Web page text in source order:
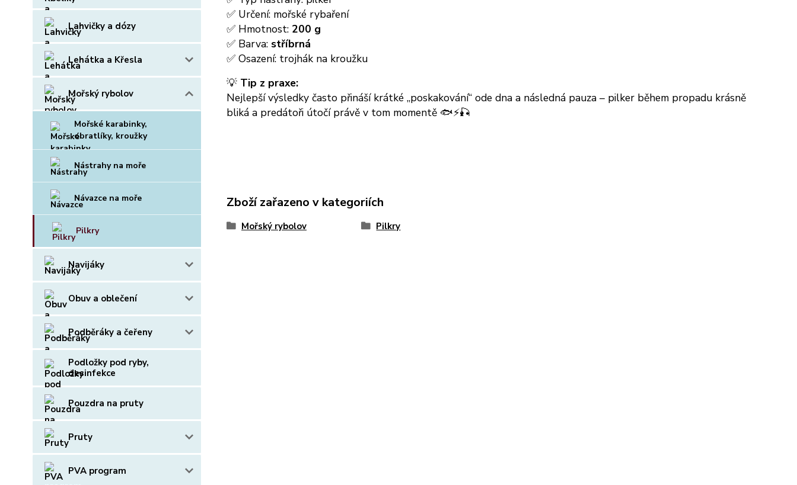
Lahvičky a dózy
Lehátka a Křesla
Mořský rybolov
Mořské karabinky,
obratlíky, kroužky
Nástrahy na moře
Návazce na moře
Pilkry
Navijáky
Obuv a oblečení
Podběráky a čeřeny
Podložky pod ryby,
desinfekce
Pouzdra na pruty
Pruty
PVA program
✅ Určení: mořské rybaření
✅ Hmotnost: 200 g
✅ Barva: stříbrná
✅ Osazení: trojhák na kroužku
💡 Tip z praxe:
Nejlepší výsledky často přináší krátké „poskakování“ ode dna a následná pauza – pilker během propadu krásně
bliká a predátoři útočí právě v tom momentě 🐟⚡🎣
Zboží zařazeno v kategoriích
Mořský rybolov Pilkry